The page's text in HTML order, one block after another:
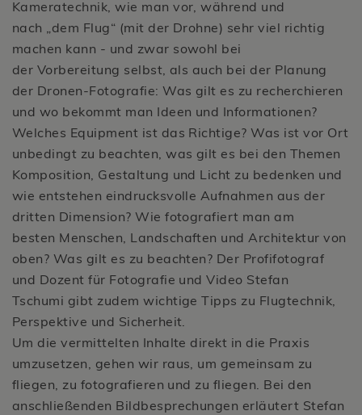
Kameratechnik, wie man vor, während und
nach „dem Flug“ (mit der Drohne) sehr viel richtig
machen kann - und zwar sowohl bei
der Vorbereitung selbst, als auch bei der Planung
der Dronen-Fotografie: Was gilt es zu recherchieren
und wo bekommt man Ideen und Informationen?
Welches Equipment ist das Richtige? Was ist vor Ort
unbedingt zu beachten, was gilt es bei den Themen
Komposition, Gestaltung und Licht zu bedenken und
wie entstehen eindrucksvolle Aufnahmen aus der
dritten Dimension? Wie fotografiert man am
besten Menschen, Landschaften und Architektur von
oben? Was gilt es zu beachten? Der Profifotograf
und Dozent für Fotografie und Video Stefan
Tschumi gibt zudem wichtige Tipps zu Flugtechnik,
Perspektive und Sicherheit.
Um die vermittelten Inhalte direkt in die Praxis
umzusetzen, gehen wir raus, um gemeinsam zu
fliegen, zu fotografieren und zu fliegen. Bei den
anschließenden Bildbesprechungen erläutert Stefan